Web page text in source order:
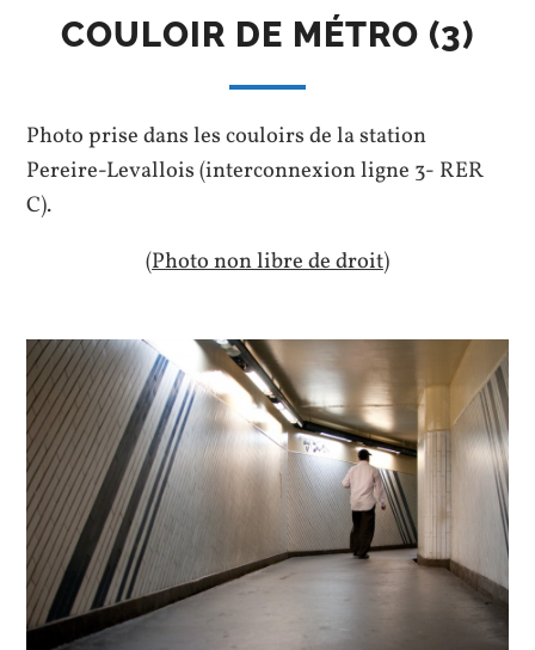
COULOIR DE MÉTRO (3)
Photo prise dans les couloirs de la station
Pereire-Levallois (interconnexion ligne 3- RER
C).
(Photo non libre de droit)